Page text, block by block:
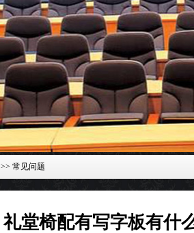
>> 常见问题
礼堂椅配有写字板有什